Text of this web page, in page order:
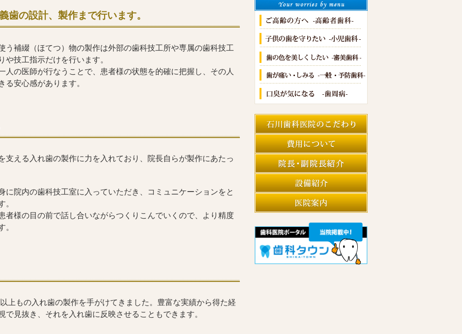
歯の設計、製作まで行います。
う補綴（ほてつ）物の製作は外部の歯科技工所や専属の歯科技工
や技工指示だけを行います。
人の医師が行なうことで、患者様の状態を的確に把握し、その人
る安心感があります。
支える入れ歯の製作に力を入れており、院長自らが製作にあたっ
に院内の歯科技工室に入っていただき、コミュニケーションをと
。
者様の目の前で話し合いながらつくりこんでいくので、より精度
。
上もの入れ歯の製作を手がけてきました。豊富な実績から得た経
で見抜き、それを入れ歯に反映させることもできます。